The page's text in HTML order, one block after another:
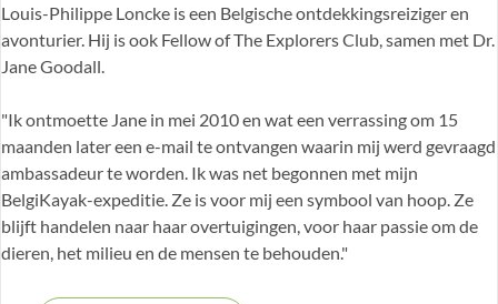
Louis-Philippe Loncke is een Belgische ontdekkingsreiziger en
avonturier. Hij is ook Fellow of The Explorers Club, samen met Dr.
Jane Goodall.
"Ik ontmoette Jane in mei 2010 en wat een verrassing om 15
maanden later een e-mail te ontvangen waarin mij werd gevraagd
ambassadeur te worden. Ik was net begonnen met mijn
BelgiKayak-expeditie. Ze is voor mij een symbool van hoop. Ze
blijft handelen naar haar overtuigingen, voor haar passie om de
dieren, het milieu en de mensen te behouden."